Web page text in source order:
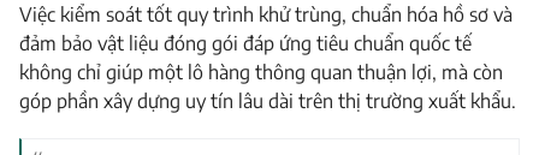
Việc kiểm soát tốt quy trình khử trùng, chuẩn hóa hồ sơ và
đảm bảo vật liệu đóng gói đáp ứng tiêu chuẩn quốc tế
không chỉ giúp một lô hàng thông quan thuận lợi, mà còn
góp phần xây dựng uy tín lâu dài trên thị trường xuất khẩu.